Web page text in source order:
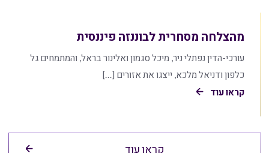
מהצלחה מסחרית לבוננזה פיננסית
עורכי-הדין נפתלי ניר, מיכל סגמון ואלינור בראל, והמתמחים גל
כלפון ודניאל מלכא, ייצגו את אזורים […]
קראו עוד
קראו עוד